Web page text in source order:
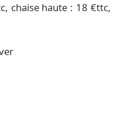
chaise haute : 18 €ttc,